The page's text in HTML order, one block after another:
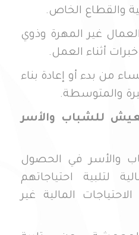
والقطاع الخاص.
غير المهرة وذوي
أثناء العمل.
من بدء أو إعادة بناء
والمتوسطة.
للشباب والأسر
والأسر في الحصول
لتلبية احتياجاتهم
المالية غير